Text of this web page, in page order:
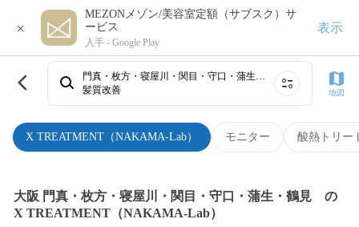
×
MEZONメゾン/美容室定額（サブスク）サ
ービス
入手 - Google Play
表示
X TREATMENT（NAKAMA-Lab） モニター 酸熱トリー
髪質改善
地図
大阪 門真・枚方・寝屋川・関目・守口・蒲生・鶴見 の
X TREATMENT（NAKAMA-Lab）